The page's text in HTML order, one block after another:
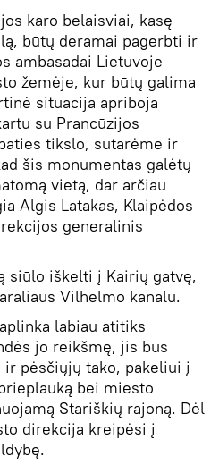
karo belaisviai, kasę
būtų deramai pagerbti ir
ambasadai Lietuvoje
žemėje, kur būtų galima
situacija apriboja
su Prancūzijos
tikslo, sutarėme ir
šis monumentas galėtų
vietą, dar arčiau
Algis Latakas, Klaipėdos
generalinis
siūlo iškelti į Kairių gatvę,
Vilhelmo kanalu.
labiau atitiks
jo reikšmę, jis bus
pėsčiųjų tako, pakeliui į
bei miesto
Stariškių rajoną. Dėl
direkcija kreipėsi į